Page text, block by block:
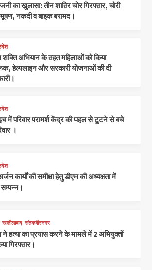
का खुलासा: तीन शातिर चोर गिरफ्तार, चोरी
नकदी व बाइक बरामद।
शक्ति अभियान के तहत महिलाओं को किया
हेल्पलाइन और सरकारी योजनाओं की दी
में परिवार परामर्श केंद्र की पहल से टूटने से बचे
।
कार्यों की समीक्षा हेतु डीएम की अध्यक्षता में
खलीलाबाद संतकबीरनगर
ने हत्या का प्रयास करने के मामले में 2 अभियुक्तों
गिरफ्तार।